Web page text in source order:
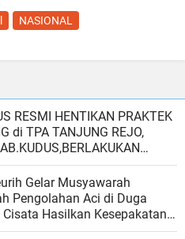
NASIONAL
PRAKTEK
di TPA TANJUNG REJO,
SISTEM PENGELOLAAN SAMPAH BARU
Gelar Musyawarah
Pengolahan Aci di Duga
Hasilkan Kesepakatan